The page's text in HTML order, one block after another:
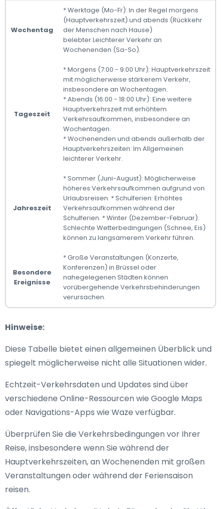
Wochentag
* Werktage (Mo-Fr): In der Regel morgens
(Hauptverkehrszeit) und abends (Rückkehr
der Menschen nach Hause)
belebter.Leichterer Verkehr an
Wochenenden (Sa-So).
Tageszeit
* Morgens (7:00 - 9:00 Uhr): Hauptverkehrszeit
mit möglicherweise stärkerem Verkehr,
insbesondere an Wochentagen.
* Abends (16:00 - 18:00 Uhr): Eine weitere
Hauptverkehrszeit mit erhöhtem
Verkehrsaufkommen, insbesondere an
Wochentagen.
* Wochenenden und abends außerhalb der
Hauptverkehrszeiten: Im Allgemeinen
leichterer Verkehr.
Jahreszeit
* Sommer (Juni-August): Möglicherweise
höheres Verkehrsaufkommen aufgrund von
Urlaubsreisen. * Schulferien: Erhöhtes
Verkehrsaufkommen während der
Schulferien. * Winter (Dezember-Februar):
Schlechte Wetterbedingungen (Schnee, Eis)
können zu langsamerem Verkehr führen.
Besondere
Ereignisse
* Große Veranstaltungen (Konzerte,
Konferenzen) in Brüssel oder
nahegelegenen Städten können
vorübergehende Verkehrsbehinderungen
verursachen.
Hinweise:
Diese Tabelle bietet einen allgemeinen Überblick und
spiegelt möglicherweise nicht alle Situationen wider.
Echtzeit-Verkehrsdaten und Updates sind über
verschiedene Online-Ressourcen wie Google Maps
oder Navigations-Apps wie Waze verfügbar.
Überprüfen Sie die Verkehrsbedingungen vor Ihrer
Reise, insbesondere wenn Sie während der
Hauptverkehrszeiten, an Wochenenden mit großen
Veranstaltungen oder während der Feriensaison
reisen.